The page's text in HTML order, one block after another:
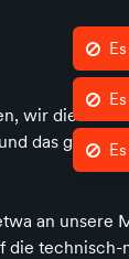
wir die
das
an unsere
die
Mein Konto